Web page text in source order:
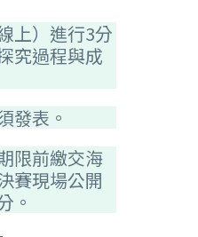
上）進行3分
究過程與成
發表。
限前繳交海
賽現場公開
。